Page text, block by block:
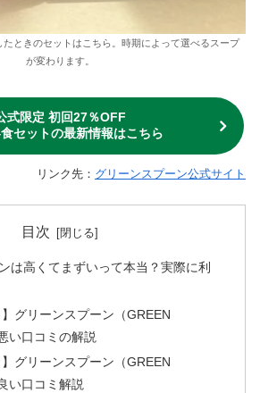
ときのセットはこちら。時期によって選べるスープ
が変わります。
式限定 初回27％OFF
セットの最新情報はこちら
リンク先： グリーンスプーン公式サイト
目次
は高くてまずいって本当？実際に利
】グリーンスプーン（GREEN
い口コミの解説
】グリーンスプーン（GREEN
い口コミ解説